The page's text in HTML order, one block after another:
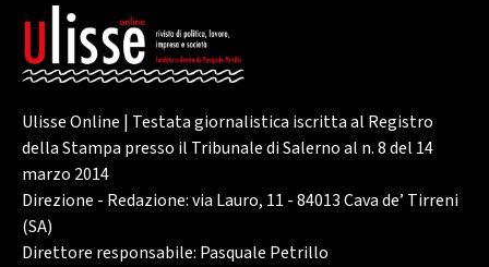
Ulisse Online | Testata giornalistica iscritta al Registro
della Stampa presso il Tribunale di Salerno al n. 8 del 14
marzo 2014
Direzione - Redazione: via Lauro, 11 - 84013 Cava de’ Tirreni
(SA)
Direttore responsabile: Pasquale Petrillo